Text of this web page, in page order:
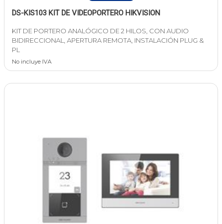
DS-KIS103 KIT DE VIDEOPORTERO HIKVISION
KIT DE PORTERO ANALÓGICO DE 2 HILOS, CON AUDIO
BIDIRECCIONAL, APERTURA REMOTA, INSTALACIÓN PLUG &
PL
No incluye IVA